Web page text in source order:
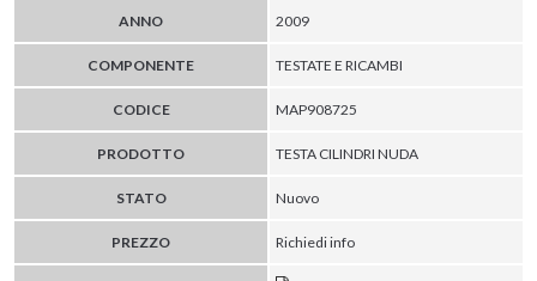
ANNO 2009
COMPONENTE TESTATE E RICAMBI
CODICE MAP908725
PRODOTTO TESTA CILINDRI NUDA
STATO Nuovo
PREZZO Richiedi info